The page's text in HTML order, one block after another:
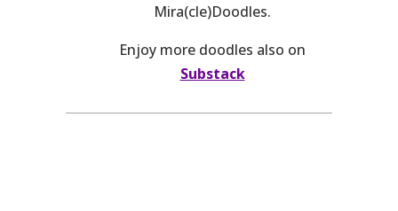
Mira(cle)Doodles.
Enjoy more doodles also on
Substack